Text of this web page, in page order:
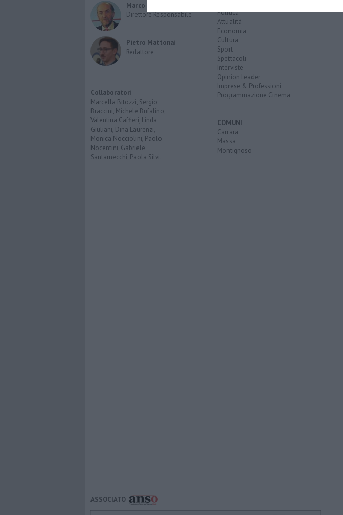
Marco Migli
Direttore Responsabile
Pietro Mattonai
Redattore
Collaboratori
Marcella Bitozzi, Sergio
Braccini, Michele Bufalino,
Valentina Caffieri, Linda
Giuliani, Dina Laurenzi,
Monica Nocciolini, Paolo
Nocentini, Gabriele
Santarnecchi, Paola Silvi.
Politica
Attualità
Economia
Cultura
Sport
Spettacoli
Interviste
Opinion Leader
Imprese & Professioni
Programmazione Cinema
COMUNI
Carrara
Massa
Montignoso
ASSOCIATO